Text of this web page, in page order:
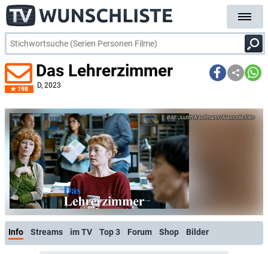
198
Das Lehrerzimmer
D, 2023
Judith Kaufmann/Alamode Film
Info Streams im TV Top 3 Forum Shop Bilder